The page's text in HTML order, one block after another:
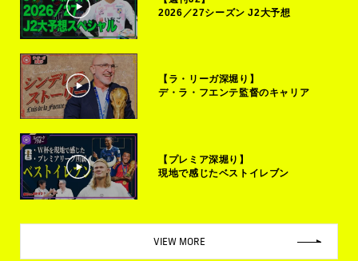
2026／27シーズン J2大予想
【ラ・リーガ深堀り】
デ・ラ・フエンテ監督のキャリア
【プレミア深堀り】
現地で感じたベストイレブン
VIEW MORE